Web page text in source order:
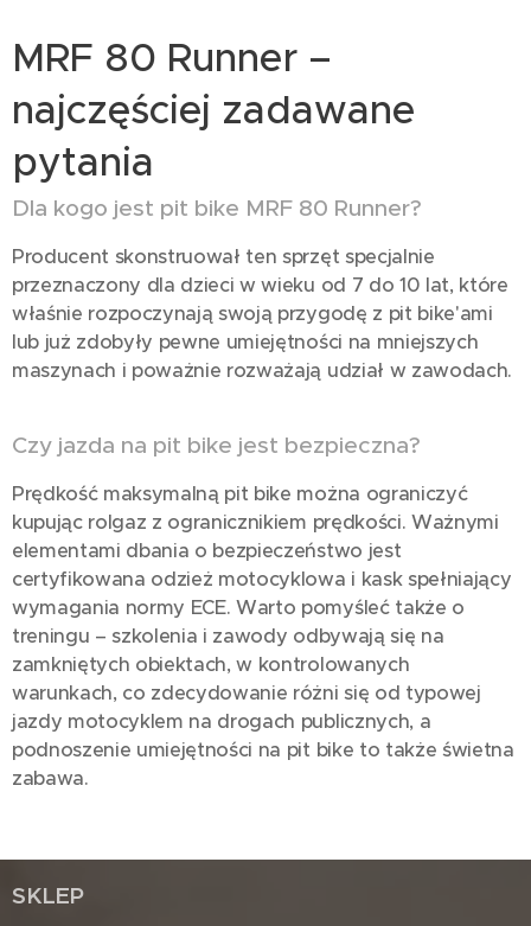
MRF 80 Runner –
najczęściej zadawane
pytania
Dla kogo jest pit bike MRF 80 Runner?
Producent skonstruował ten sprzęt specjalnie
przeznaczony dla dzieci w wieku od 7 do 10 lat, które
właśnie rozpoczynają swoją przygodę z pit bike'ami
lub już zdobyły pewne umiejętności na mniejszych
maszynach i poważnie rozważają udział w zawodach.
Czy jazda na pit bike jest bezpieczna?
Prędkość maksymalną pit bike można ograniczyć
kupując rolgaz z ogranicznikiem prędkości. Ważnymi
elementami dbania o bezpieczeństwo jest
certyfikowana odzież motocyklowa i kask spełniający
wymagania normy ECE. Warto pomyśleć także o
treningu – szkolenia i zawody odbywają się na
zamkniętych obiektach, w kontrolowanych
warunkach, co zdecydowanie różni się od typowej
jazdy motocyklem na drogach publicznych, a
podnoszenie umiejętności na pit bike to także świetna
zabawa.
SKLEP